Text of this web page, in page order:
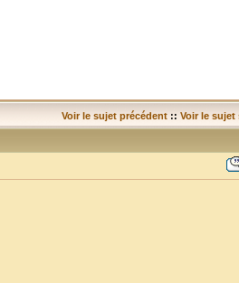
Voir le sujet précédent :: Voir le sujet